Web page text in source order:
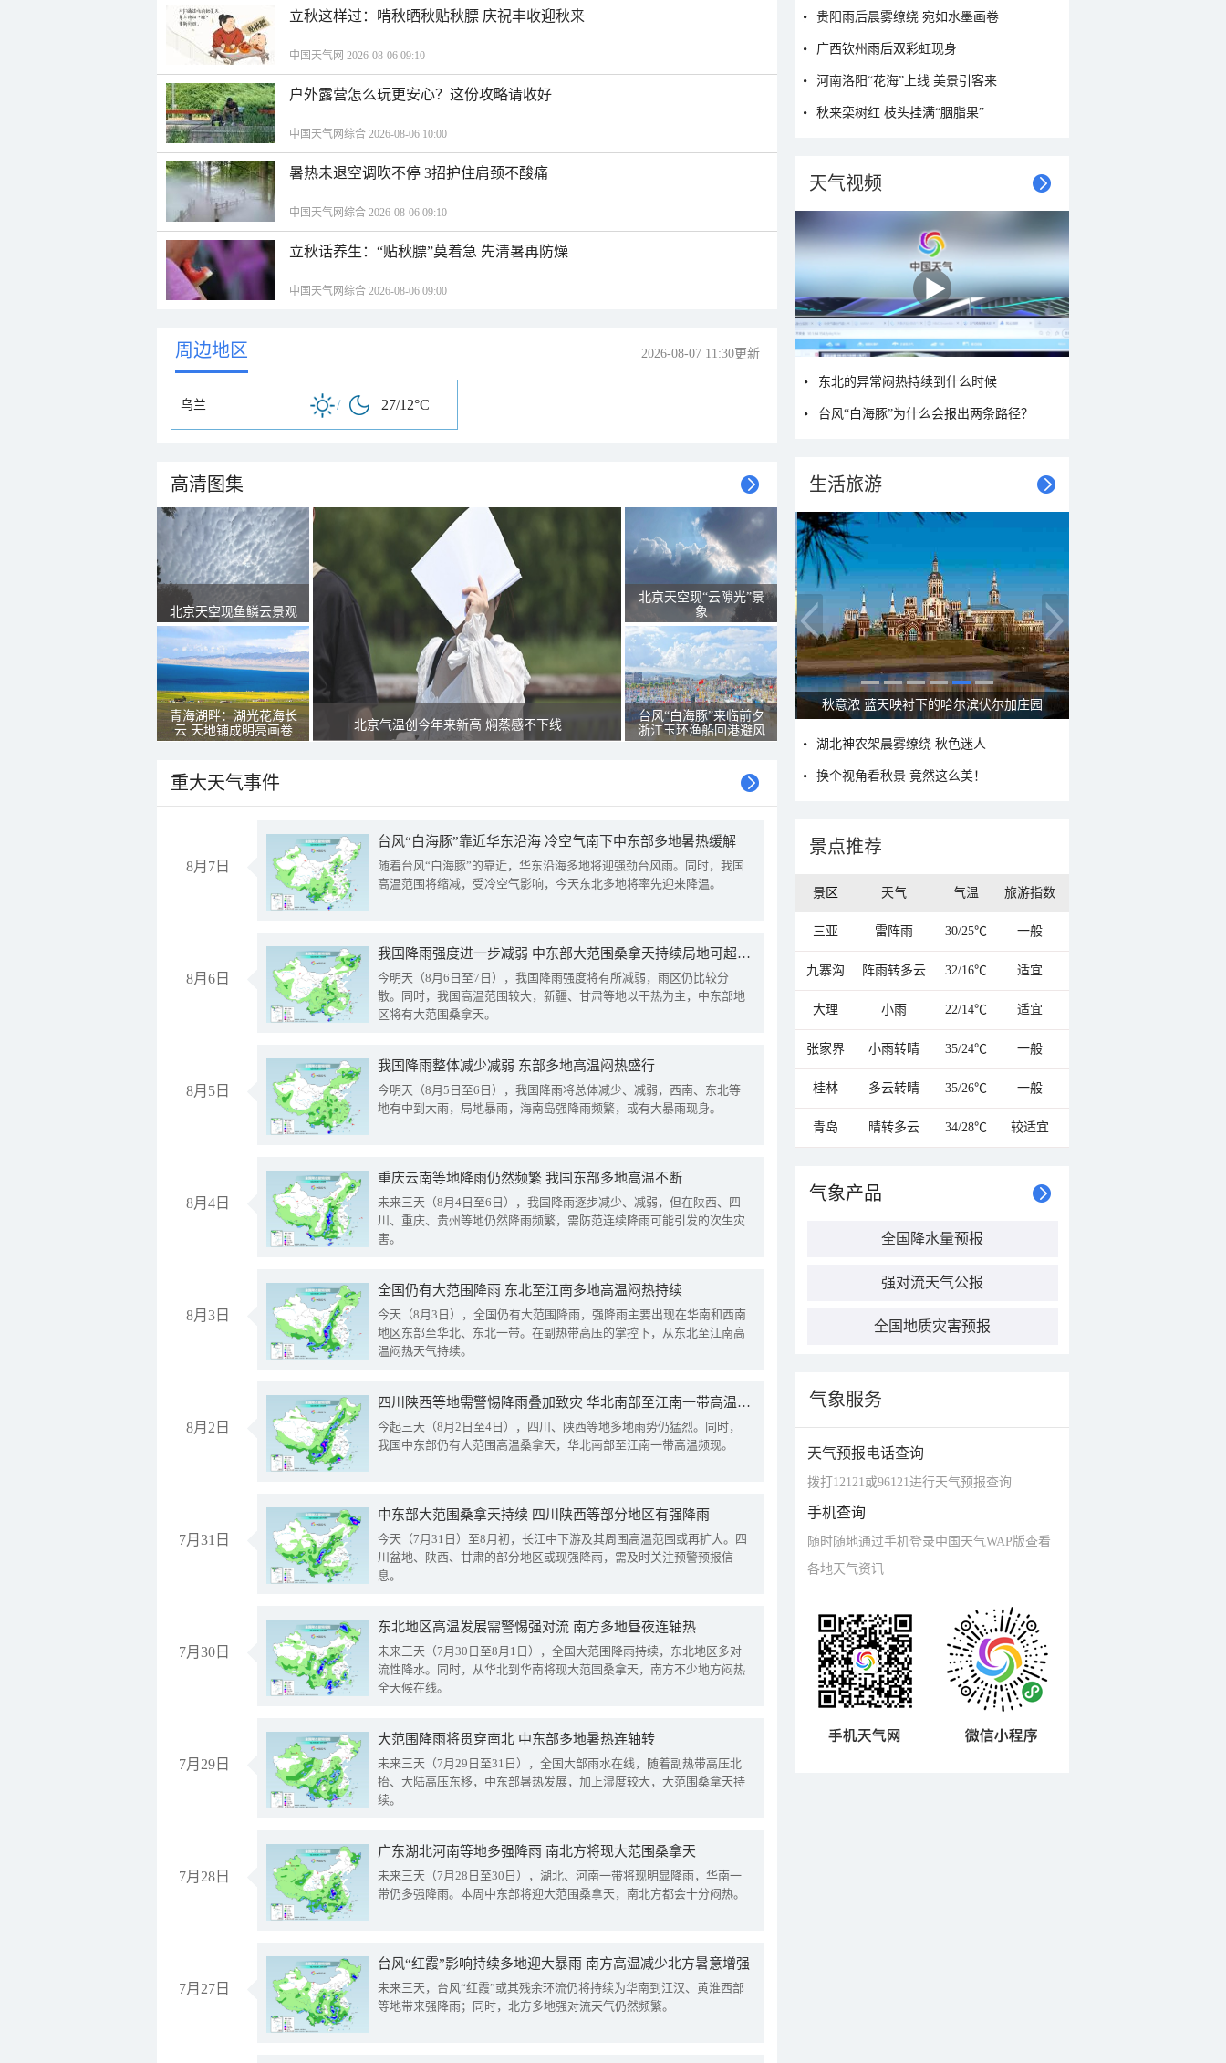
立秋这样过：啃秋晒秋贴秋膘 庆祝丰收迎秋来
中国天气网 2026-08-06 09:10
户外露营怎么玩更安心？这份攻略请收好
中国天气网综合 2026-08-06 10:00
暑热未退空调吹不停 3招护住肩颈不酸痛
中国天气网综合 2026-08-06 09:10
立秋话养生：“贴秋膘”莫着急 先清暑再防燥
中国天气网综合 2026-08-06 09:00
周边地区 2026-08-07 11:30更新
乌兰 / 27/12°C
高清图集
北京天空现鱼鳞云景观
青海湖畔：湖光花海长
云 天地铺成明亮画卷
北京气温创今年来新高 焖蒸感不下线
北京天空现“云隙光”景
象
台风“白海豚”来临前夕
浙江玉环渔船回港避风
重大天气事件
8月7日
台风“白海豚”靠近华东沿海 冷空气南下中东部多地暑热缓解
随着台风“白海豚”的靠近，华东沿海多地将迎强劲台风雨。同时，我国
高温范围将缩减，受冷空气影响，今天东北多地将率先迎来降温。
8月6日
我国降雨强度进一步减弱 中东部大范围桑拿天持续局地可超38℃
今明天（8月6日至7日），我国降雨强度将有所减弱，雨区仍比较分
散。同时，我国高温范围较大，新疆、甘肃等地以干热为主，中东部地
区将有大范围桑拿天。
8月5日
我国降雨整体减少减弱 东部多地高温闷热盛行
今明天（8月5日至6日），我国降雨将总体减少、减弱，西南、东北等
地有中到大雨，局地暴雨，海南岛强降雨频繁，或有大暴雨现身。
8月4日
重庆云南等地降雨仍然频繁 我国东部多地高温不断
未来三天（8月4日至6日），我国降雨逐步减少、减弱，但在陕西、四
川、重庆、贵州等地仍然降雨频繁，需防范连续降雨可能引发的次生灾
害。
8月3日
全国仍有大范围降雨 东北至江南多地高温闷热持续
今天（8月3日），全国仍有大范围降雨，强降雨主要出现在华南和西南
地区东部至华北、东北一带。在副热带高压的掌控下，从东北至江南高
温闷热天气持续。
8月2日
四川陕西等地需警惕降雨叠加致灾 华北南部至江南一带高温频现
今起三天（8月2日至4日），四川、陕西等地多地雨势仍猛烈。同时，
我国中东部仍有大范围高温桑拿天，华北南部至江南一带高温频现。
7月31日
中东部大范围桑拿天持续 四川陕西等部分地区有强降雨
今天（7月31日）至8月初，长江中下游及其周围高温范围或再扩大。四
川盆地、陕西、甘肃的部分地区或现强降雨，需及时关注预警预报信
息。
7月30日
东北地区高温发展需警惕强对流 南方多地昼夜连轴热
未来三天（7月30日至8月1日），全国大范围降雨持续，东北地区多对
流性降水。同时，从华北到华南将现大范围桑拿天，南方不少地方闷热
全天候在线。
7月29日
大范围降雨将贯穿南北 中东部多地暑热连轴转
未来三天（7月29日至31日），全国大部雨水在线，随着副热带高压北
抬、大陆高压东移，中东部暑热发展，加上湿度较大，大范围桑拿天持
续。
7月28日
广东湖北河南等地多强降雨 南北方将现大范围桑拿天
未来三天（7月28日至30日），湖北、河南一带将现明显降雨，华南一
带仍多强降雨。本周中东部将迎大范围桑拿天，南北方都会十分闷热。
7月27日
台风“红霞”影响持续多地迎大暴雨 南方高温减少北方暑意增强
未来三天，台风“红霞”或其残余环流仍将持续为华南到江汉、黄淮西部
等地带来强降雨；同时，北方多地强对流天气仍然频繁。
贵阳雨后晨雾缭绕 宛如水墨画卷
广西钦州雨后双彩虹现身
河南洛阳“花海”上线 美景引客来
秋来栾树红 枝头挂满“胭脂果”
天气视频
东北的异常闷热持续到什么时候
台风“白海豚”为什么会报出两条路径？
生活旅游
秋意浓 蓝天映衬下的哈尔滨伏尔加庄园
湖北神农架晨雾缭绕 秋色迷人
换个视角看秋景 竟然这么美！
景点推荐
景区 天气 气温 旅游指数
三亚 雷阵雨 30/25℃ 一般
九寨沟 阵雨转多云 32/16℃ 适宜
大理 小雨 22/14℃ 适宜
张家界 小雨转晴 35/24℃ 一般
桂林 多云转晴 35/26℃ 一般
青岛 晴转多云 34/28℃ 较适宜
气象产品
全国降水量预报
强对流天气公报
全国地质灾害预报
气象服务
天气预报电话查询
拨打12121或96121进行天气预报查询
手机查询
随时随地通过手机登录中国天气WAP版查看
各地天气资讯